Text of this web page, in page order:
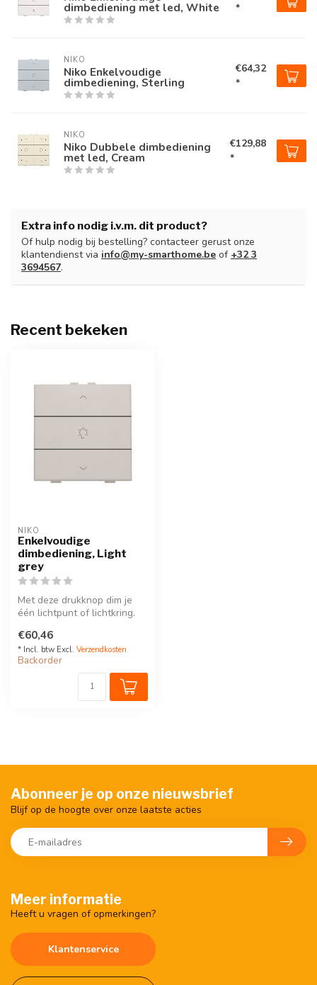
dimbediening met led, White *
NIKO
Niko Enkelvoudige
dimbediening, Sterling
€64,32
*
NIKO
Niko Dubbele dimbediening
met led, Cream
€129,88
*
Extra info nodig i.v.m. dit product?
Of hulp nodig bij bestelling? contacteer gerust onze
klantendienst via info@my-smarthome.be of +32 3
3694567.
Recent bekeken
NIKO
Enkelvoudige
dimbediening, Light
grey
Met deze drukknop dim je
één lichtpunt of lichtkring.
€60,46
* Incl. btw Excl. Verzendkosten
Backorder
Meer informatie
Heeft u vragen of opmerkingen?
Klantenservice
Abonneer je op onze nieuwsbrief
Blijf op de hoogte over onze laatste acties